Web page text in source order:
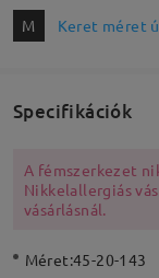
M Keret méret
Specifikációk
A fémszerkezet
Nikkelallergiás
vásárlásnál.
Méret:45-20-143